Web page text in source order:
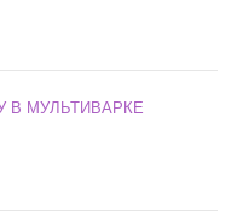
В МУЛЬТИВАРКЕ